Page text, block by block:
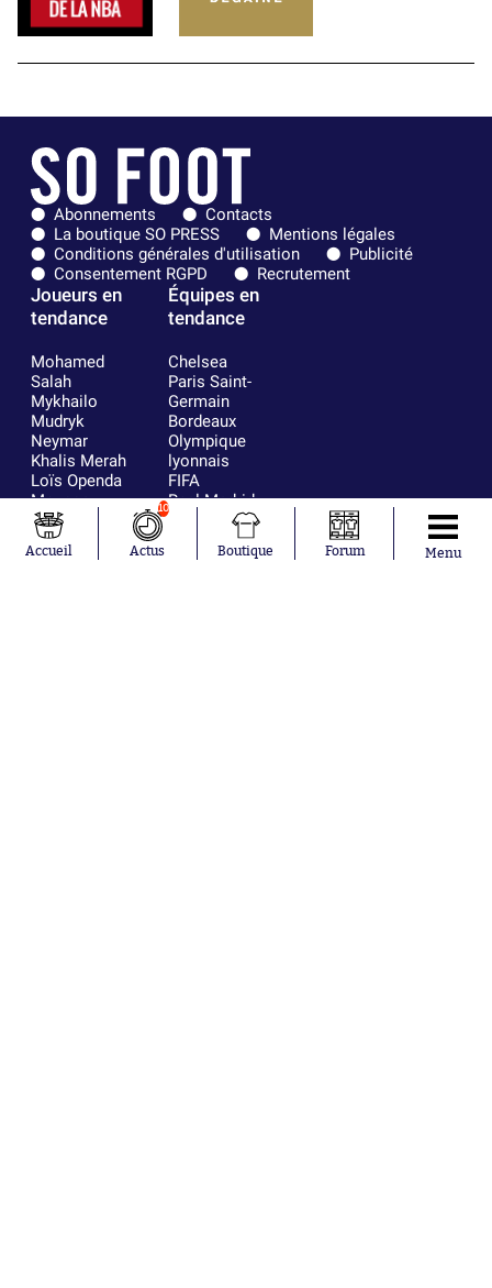
Abonnements
Contacts
La boutique SO PRESS
Mentions légales
Conditions générales d'utilisation
Publicité
Consentement RGPD
Recrutement
Joueurs en
tendance
Mohamed
Salah
Mykhailo
Mudryk
Neymar
Khalis Merah
Loïs Openda
Moussa
Niakhaté
Nicolás
Tagliafico
Équipes en
tendance
Chelsea
Paris Saint-
Germain
Bordeaux
Olympique
lyonnais
FIFA
Real Madrid
RC Strasbourg
France
Accueil
10
Actus Boutique Forum Menu